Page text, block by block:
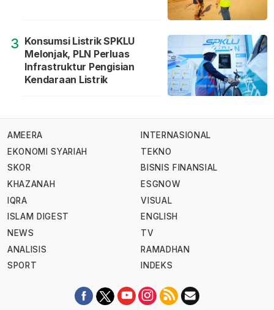
3 Konsumsi Listrik SPKLU
Melonjak, PLN Perluas
Infrastruktur Pengisian
Kendaraan Listrik
AMEERA
EKONOMI SYARIAH
SKOR
KHAZANAH
IQRA
ISLAM DIGEST
NEWS
ANALISIS
SPORT
INTERNASIONAL
TEKNO
BISNIS FINANSIAL
ESGNOW
VISUAL
ENGLISH
TV
RAMADHAN
INDEKS